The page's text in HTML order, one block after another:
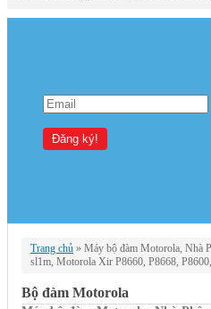
Trang chủ » Máy bộ đàm Motorola, Nhà
sl1m, Motorola Xir P8660, P8668,
Bộ đàm Motorola